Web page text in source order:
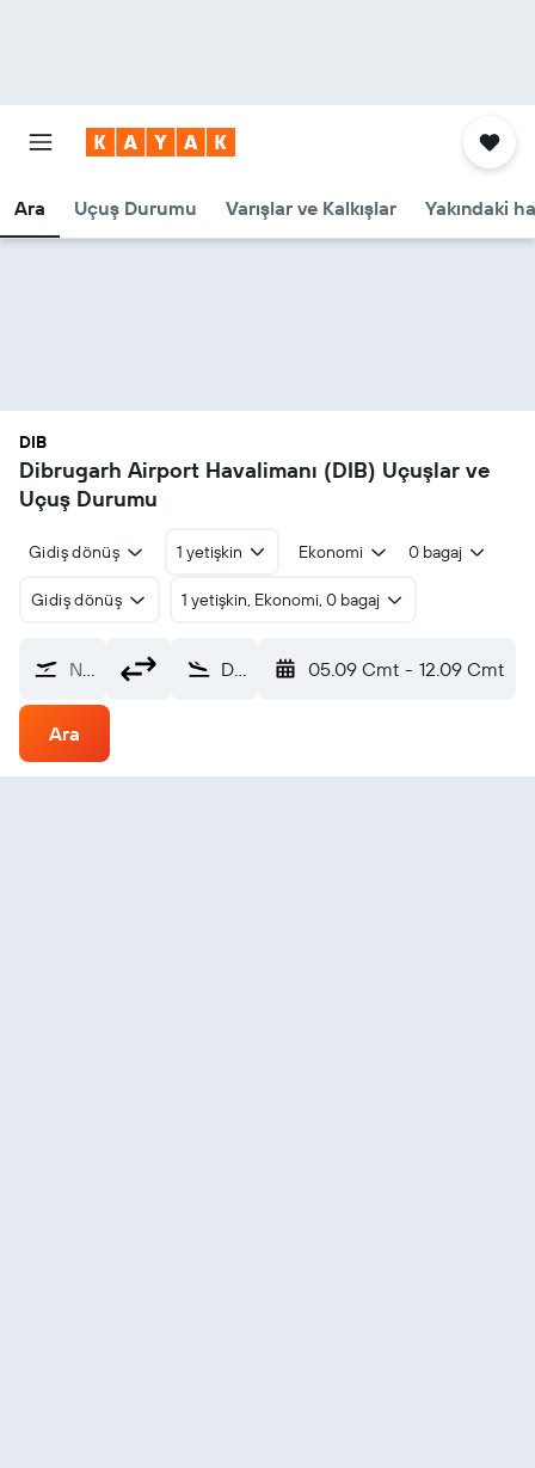
Ara Uçuş Durumu Varışlar ve Kalkışlar Yakındaki
DIB
Dibrugarh Airport Havalimanı (DIB) Uçuşlar ve
Uçuş Durumu
Gidiş dönüş 1 yetişkin Ekonomi 0 bagaj
Gidiş dönüş 1 yetişkin, Ekonomi, 0 bagaj
Nereden? Dibrugarh Airport (DIB) 05.09 Cmt - 12.09 Cmt
Ara